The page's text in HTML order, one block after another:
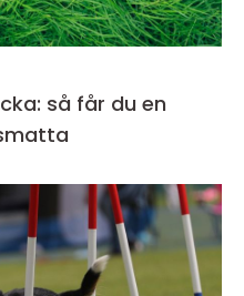
så får du en